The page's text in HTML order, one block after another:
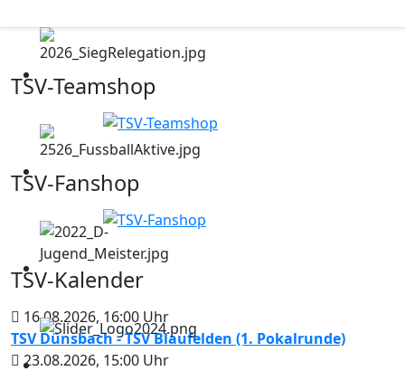
TSV-Teamshop
TSV-Fanshop
TSV-Kalender
16.08.2026, 16:00 Uhr
TSV Dünsbach - TSV Blaufelden (1. Pokalrunde)
23.08.2026, 15:00 Uhr